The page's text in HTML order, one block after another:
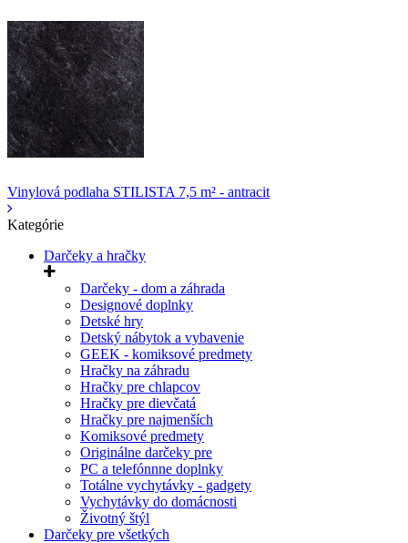
Vinylová podlaha STILISTA 7,5 m² - antracit
Kategórie
Darčeky a hračky
Darčeky - dom a záhrada
Designové doplnky
Detské hry
Detský nábytok a vybavenie
GEEK - komiksové predmety
Hračky na záhradu
Hračky pre chlapcov
Hračky pre dievčatá
Hračky pre najmenších
Komiksové predmety
Originálne darčeky pre
PC a telefónnne doplnky
Totálne vychytávky - gadgety
Vychytávky do domácnosti
Životný štýl
Darčeky pre všetkých